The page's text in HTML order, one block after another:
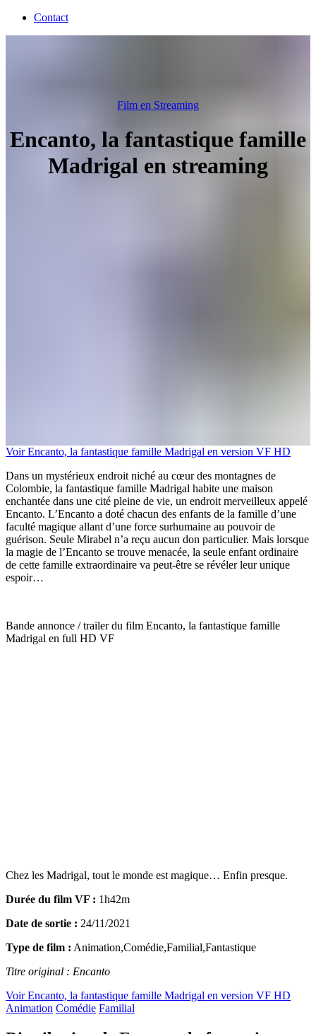
Contact
Film en Streaming
Encanto, la fantastique famille
Madrigal en streaming
Voir Encanto, la fantastique famille Madrigal en version VF HD
Dans un mystérieux endroit niché au cœur des montagnes de
Colombie, la fantastique famille Madrigal habite une maison
enchantée dans une cité pleine de vie, un endroit merveilleux appelé
Encanto. L’Encanto a doté chacun des enfants de la famille d’une
faculté magique allant d’une force surhumaine au pouvoir de
guérison. Seule Mirabel n’a reçu aucun don particulier. Mais lorsque
la magie de l’Encanto se trouve menacée, la seule enfant ordinaire
de cette famille extraordinaire va peut-être se révéler leur unique
espoir…
Bande annonce / trailer du film Encanto, la fantastique famille
Madrigal en full HD VF
Chez les Madrigal, tout le monde est magique… Enfin presque.
Durée du film VF : 1h42m
Date de sortie : 24/11/2021
Type de film : Animation,Comédie,Familial,Fantastique
Titre original : Encanto
Voir Encanto, la fantastique famille Madrigal en version VF HD
Animation Comédie Familial